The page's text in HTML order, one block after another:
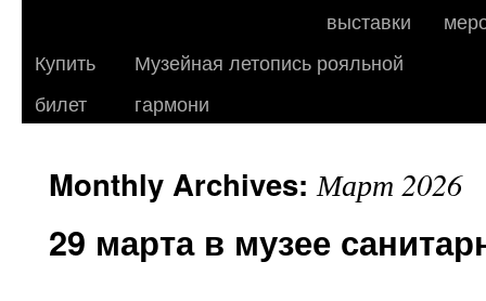
выставки
Купить
билет
Музейная летопись рояльной
гармони
Monthly Archives:Март 2026
29 марта в музее